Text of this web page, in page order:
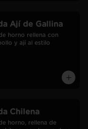
Ají de Gallina
horno rellena con
y ají al estilo
Chilena
horno, rellena de